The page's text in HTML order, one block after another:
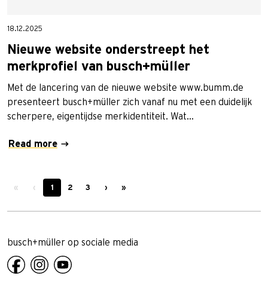
18.12.2025
Nieuwe website onderstreept het
merkprofiel van busch+müller
Met de lancering van de nieuwe website www.bumm.de
presenteert busch+müller zich vanaf nu met een duidelijk
scherpere, eigentijdse merkidentiteit. Wat…
Read more
« ‹ 1 2 3 › »
busch+müller op sociale media